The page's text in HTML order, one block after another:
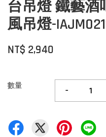
台吊燈 鐵藝酒
風吊燈-
NT$ 2,940
數量 -